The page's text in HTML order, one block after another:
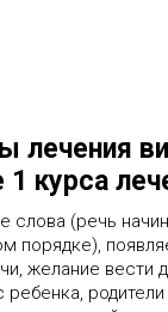
лечения
1 курса
слова (речь
порядке),
желание вести
ребенка,